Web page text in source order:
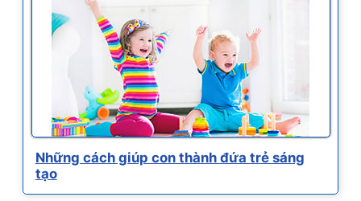
Những cách giúp con thành đứa trẻ sáng
tạo